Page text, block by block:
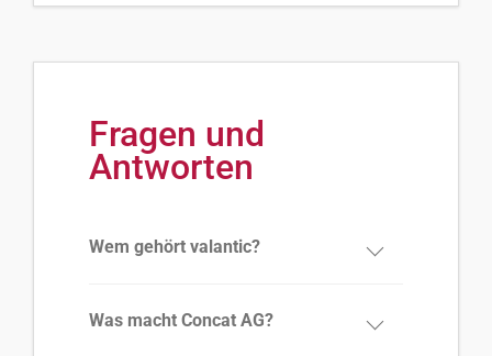
Fragen und
Antworten
Wem gehört valantic?
Was macht Concat AG?